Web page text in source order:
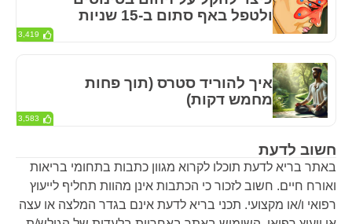
חשוב לדעת
באתר בריא לדעת תוכלו לקרוא מגוון כתבות בתחומי בריאות
ואורח חיים. חשוב לזכור כי הכתבות אינן מהוות תחליף לייעוץ
רפואי ו/או מקצועי. תכני בריא לדעת אינם בגדר המלצה או עצה
ולטפל באף סתום ב-15 שניות
3,419
איך להוריד סטרס (תוך פחות
מחמש דקות)
3,583